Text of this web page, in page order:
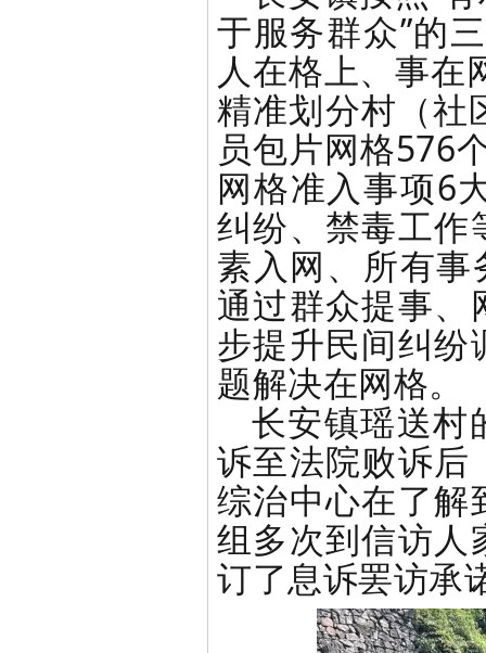
于服务群众”的
人在格上、事在
精准划分村（社
员包片网格576
网格准入事项6
纠纷、禁毒工作
素入网、所有事
通过群众提事、
步提升民间纠纷
题解决在网格。
长安镇瑶送村
诉至法院败诉后
综治中心在了解
组多次到信访人
订了息诉罢访承